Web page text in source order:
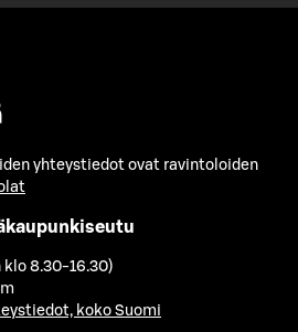
yhteystiedot ovat ravintoloiden
8.30-16.30)
koko Suomi